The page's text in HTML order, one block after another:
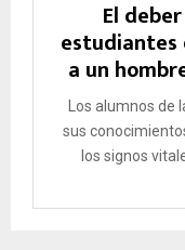
El
estudiantes
a un
Los alumnos de
sus
los signos